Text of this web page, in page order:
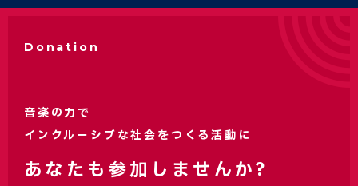
Donation
音楽の力で
インクルーシブな社会をつくる活動に
あなたも参加しませんか?